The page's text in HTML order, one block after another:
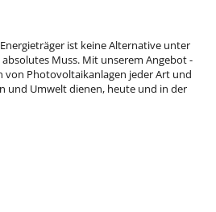
ist keine Alternative unter
Muss. Mit unserem Angebot -
von Photovoltaikanlagen jeder Art und
und Umwelt dienen, heute und in der